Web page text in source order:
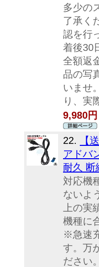
多少の
了承く
認を行
着後30
全額返
品の写
いませ
り、実
9,980円
22.
【
アドバ
耐久 断
対応機
ないよ
上の
機種に
※急速
す。万
ださい